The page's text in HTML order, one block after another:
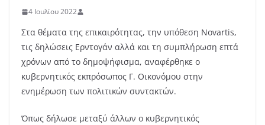
4 Ιουλίου 2022
Στα θέματα της επικαιρότητας, την υπόθεση Nοvartis,
τις δηλώσεις Ερντογάν αλλά και τη συμπλήρωση επτά
χρόνων από το δημοψήφισμα, αναφέρθηκε ο
κυβερνητικός εκπρόσωπος Γ. Οικονόμου στην
ενημέρωση των πολιτικών συντακτών.
Όπως δήλωσε μεταξύ άλλων ο κυβερνητικός